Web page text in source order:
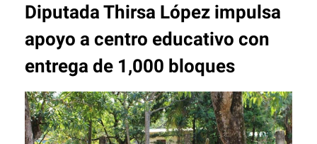
Diputada Thirsa López impulsa
apoyo a centro educativo con
entrega de 1,000 bloques